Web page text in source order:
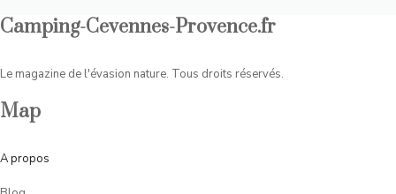
Camping-Cevennes-Provence.fr
Le magazine de l'évasion nature. Tous droits réservés.
Map
Apropos